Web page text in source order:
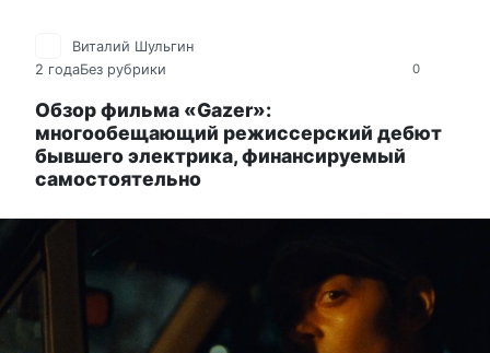
0
Виталий Шульгин
2 годаБез рубрики
Обзор фильма «Gazer»:
многообещающий режиссерский дебют
бывшего электрика, финансируемый
самостоятельно